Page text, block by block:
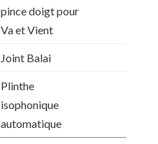
pince doigt pour
Va et Vient
Joint Balai
Plinthe
isophonique
automatique